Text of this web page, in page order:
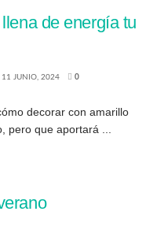
de energía tu
JUNIO, 2024 0
decorar con amarillo
pero que aportará ...